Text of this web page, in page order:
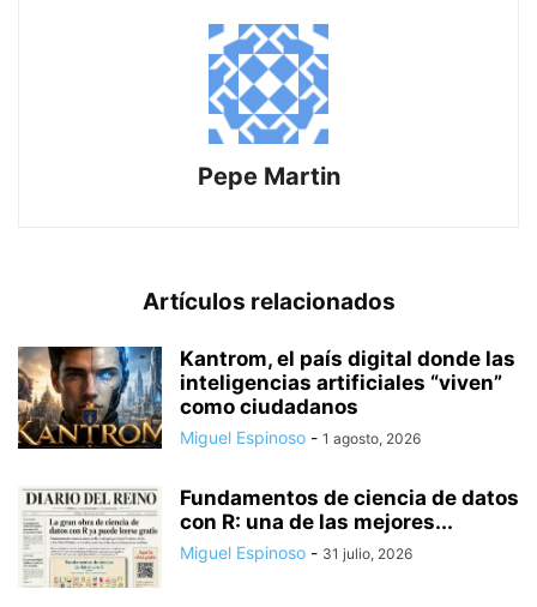
Pepe Martin
Artículos relacionados
Kantrom, el país digital donde las
inteligencias artificiales “viven”
como ciudadanos
Miguel Espinoso - 1 agosto, 2026
Fundamentos de ciencia de datos
con R: una de las mejores...
Miguel Espinoso - 31 julio, 2026